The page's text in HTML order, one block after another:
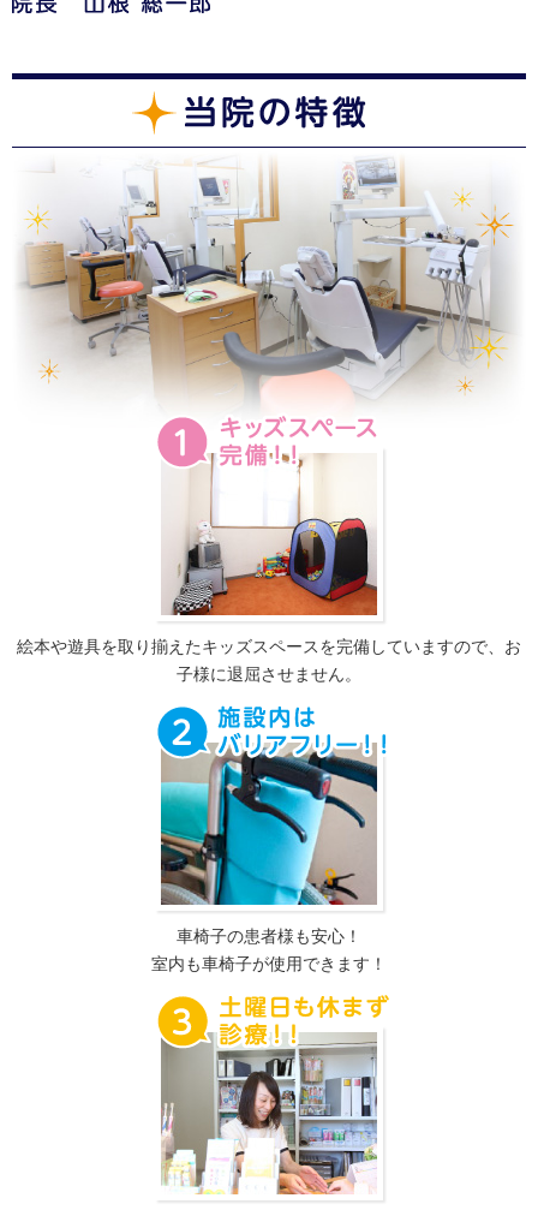
絵本や遊具を取り揃えたキッズスペースを完備していますので、お
子様に退屈させません。
車椅子の患者様も安心！
室内も車椅子が使用できます！